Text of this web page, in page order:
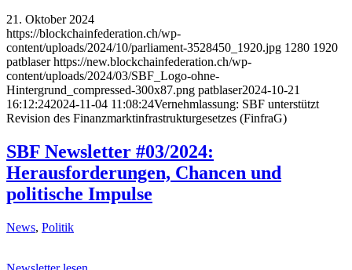
21. Oktober 2024
https://blockchainfederation.ch/wp-
content/uploads/2024/10/parliament-3528450_1920.jpg 1280 1920
patblaser https://new.blockchainfederation.ch/wp-
content/uploads/2024/03/SBF_Logo-ohne-
Hintergrund_compressed-300x87.png patblaser2024-10-21
16:12:242024-11-04 11:08:24Vernehmlassung: SBF unterstützt
Revision des Finanzmarktinfrastrukturgesetzes (FinfraG)
SBF Newsletter #03/2024:
Herausforderungen, Chancen und
politische Impulse
News, Politik